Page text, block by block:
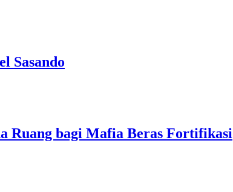
Sasando
Ruang bagi Mafia Beras Fortifikasi